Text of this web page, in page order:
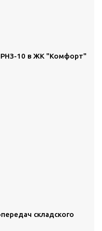
10 в ЖК "Комфорт"
складского